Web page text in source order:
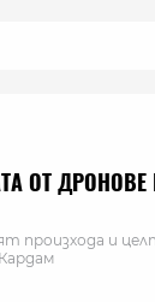
ОТ ДРОНОВЕ
произхода и